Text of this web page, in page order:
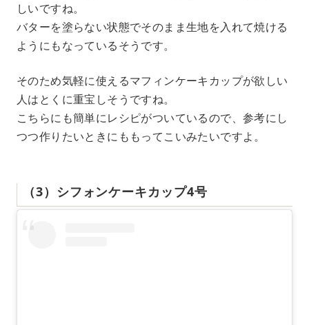
しいですね。
バターを塗らない状態でそのまま生地を入れて焼ける
ようにもなっているそうです。
そのため気軽に使えるマフィンケーキカップが欲しい
人はとくに重宝しそうですね。
こちらにも簡単にレシピがついているので、参考にし
つつ作りたいときにももってこいみたいですよ。
（3）シフォンケーキカップ4号